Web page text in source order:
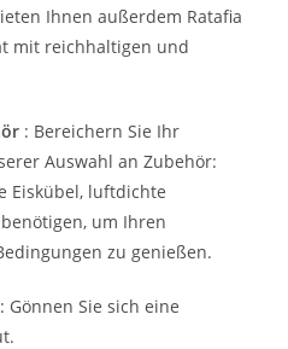
Ihnen außerdem Ratafia
mit reichhaltigen und
: Bereichern Sie Ihr
Auswahl an Zubehör:
Eiskübel, luftdichte
um Ihren
zu genießen.
: Gönnen Sie sich eine